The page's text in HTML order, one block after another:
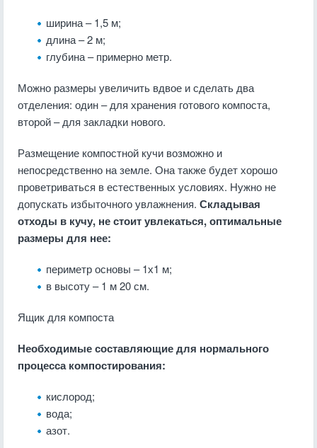
ширина – 1,5 м;
длина – 2 м;
глубина – примерно метр.
Можно размеры увеличить вдвое и сделать два
отделения: один – для хранения готового компоста,
второй – для закладки нового.
Размещение компостной кучи возможно и
непосредственно на земле. Она также будет хорошо
проветриваться в естественных условиях. Нужно не
допускать избыточного увлажнения. Складывая
отходы в кучу, не стоит увлекаться, оптимальные
размеры для нее:
периметр основы – 1х1 м;
в высоту – 1 м 20 см.
Ящик для компоста
Необходимые составляющие для нормального
процесса компостирования:
кислород;
вода;
азот.